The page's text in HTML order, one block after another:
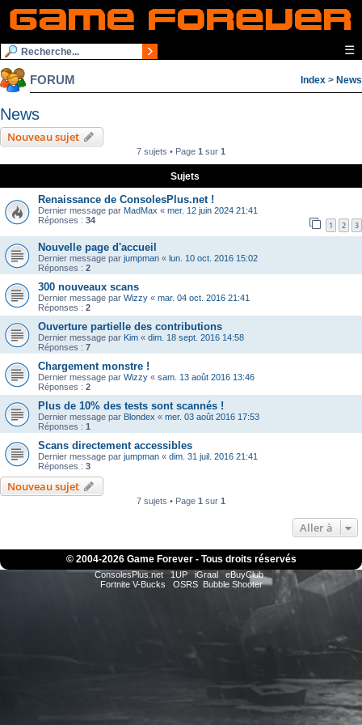
☰
FORUM Index > News
News
Nouveau sujet
7 sujets • Page 1 sur 1
Sujets
Renaissance de ConsolesPlus.net !
Dernier message par MadMax « mer. 12 juin 2024 21:41
Réponses : 34 1 2 3
Nouvelle page d'accueil
Dernier message par jumpman « lun. 10 oct. 2016 15:02
Réponses : 2
300 nouveaux scans
Dernier message par Wizzy « mar. 04 oct. 2016 21:41
Réponses : 2
Ouverture partielle des contributions
Dernier message par Kim « dim. 18 sept. 2016 14:58
Réponses : 7
Chargement monstre !
Dernier message par Wizzy « sam. 13 août 2016 13:46
Réponses : 2
Plus de 10% des tests sont scannés !
Dernier message par Blondex « mer. 03 août 2016 17:53
Réponses : 1
Scans directement accessibles
Dernier message par jumpman « dim. 31 juil. 2016 21:41
Réponses : 3
Nouveau sujet
7 sujets • Page 1 sur 1
Aller à
© 2004-2026 Game Forever - Tous droits réservés
ConsolesPlus.net 1UP iGraal
eBuyClub
Fortnite V-Bucks
OSRS Bubble Shooter